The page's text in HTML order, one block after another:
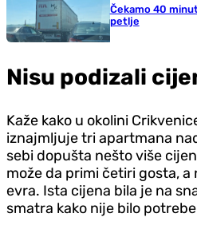
Čekamo 40
petlje
Nisu podizali
Kaže kako u okolini
iznajmljuje tri apartmana
sebi dopušta nešto više
može da primi četiri gosta,
evra. Ista cijena bila je na
smatra kako nije bilo